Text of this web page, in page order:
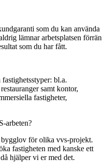
som du kan använda
lämnar arbetsplatsen förrän
som du har fått.
bl.a.
samt kontor,
fastigheter,
arbeten?
för olika vvs-projekt.
fastigheten med kanske ett
hjälper vi er med det.